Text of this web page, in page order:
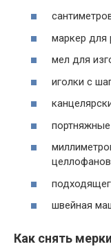
маркер для
мел для
иголки с
швейная
Как снять